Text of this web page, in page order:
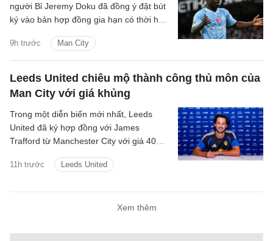
9h trước Man City
người Bỉ Jeremy Doku đã đồng ý đặt bút
ký vào bản hợp đồng gia hạn có thời hạn
Leeds United chiêu mộ thành công thủ môn của
Man City với giá khủng
11h trước Leeds United
Trong một diễn biến mới nhất, Leeds
United đã ký hợp đồng với James
Trafford từ Manchester City với giá 40
sung.
Xem thêm